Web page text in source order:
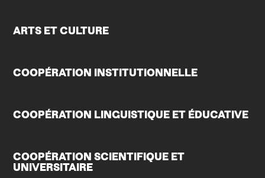
ARTS ET CULTURE
COOPÉRATION INSTITUTIONNELLE
COOPÉRATION LINGUISTIQUE ET ÉDUCATIVE
COOPÉRATION SCIENTIFIQUE ET
UNIVERSITAIRE